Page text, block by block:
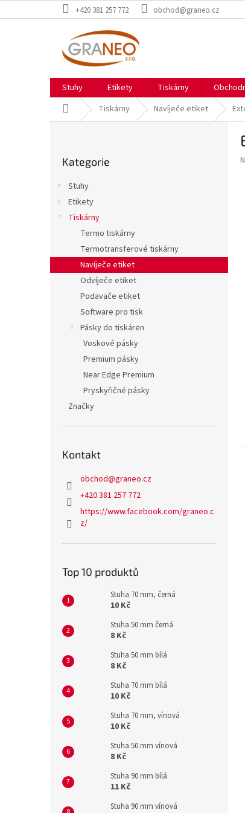
na
+420 381 257 772 obchod@graneo.cz
Stuhy Etikety Tiskárny
Domů Tiskárny Navíječe etiket
a
n
kategorie
Kategorie
Stuhy
Etikety
Tiskárny
Termo tiskárny
Termotransferové tiskárny
Navíječe etiket
Odvíječe etiket
Podavače etiket
Software pro tisk
Pásky do tiskáren
Voskové pásky
Premium pásky
Near Edge Premium
Pryskyřičné pásky
Značky
Kontakt
obchod@graneo.cz
+420 381 257 772
https://www.facebook.com/graneo.c
z/
Top 10 produktů
Stuha 70 mm, černá
10 Kč
Stuha 50 mm černá
8 Kč
Stuha 50 mm bílá
8 Kč
Stuha 70 mm bílá
10 Kč
Stuha 70 mm, vínová
10 Kč
Stuha 50 mm vínová
8 Kč
Stuha 90 mm bílá
11 Kč
Stuha 90 mm vínová